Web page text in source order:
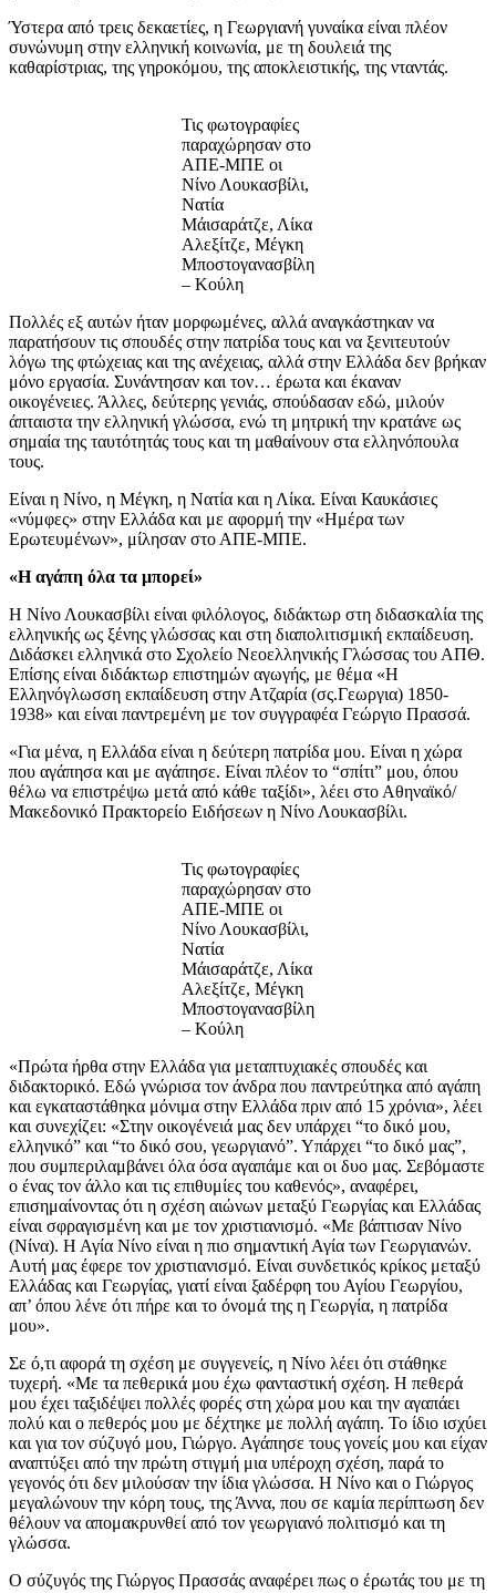
Ύστερα από τρεις δεκαετίες, η Γεωργιανή γυναίκα είναι πλέον
συνώνυμη στην ελληνική κοινωνία, με τη δουλειά της
καθαρίστριας, της γηροκόμου, της αποκλειστικής, της νταντάς.
Τις φωτογραφίες
παραχώρησαν στο
ΑΠΕ-ΜΠΕ οι
Νίνο Λουκασβίλι,
Νατία
Μάισαράτζε, Λίκα
Αλεξίτζε, Μέγκη
Μποστογανασβίλη
– Κούλη
Πολλές εξ αυτών ήταν μορφωμένες, αλλά αναγκάστηκαν να
παρατήσουν τις σπουδές στην πατρίδα τους και να ξενιτευτούν
λόγω της φτώχειας και της ανέχειας, αλλά στην Ελλάδα δεν βρήκαν
μόνο εργασία. Συνάντησαν και τον… έρωτα και έκαναν
οικογένειες. Άλλες, δεύτερης γενιάς, σπούδασαν εδώ, μιλούν
άπταιστα την ελληνική γλώσσα, ενώ τη μητρική την κρατάνε ως
σημαία της ταυτότητάς τους και τη μαθαίνουν στα ελληνόπουλα
τους.
Είναι η Νίνο, η Μέγκη, η Νατία και η Λίκα. Είναι Καυκάσιες
«νύμφες» στην Ελλάδα και με αφορμή την «Ημέρα των
Ερωτευμένων», μίλησαν στο ΑΠΕ-ΜΠΕ.
«Η αγάπη όλα τα μπορεί»
Η Νίνο Λουκασβίλι είναι φιλόλογος, διδάκτωρ στη διδασκαλία της
ελληνικής ως ξένης γλώσσας και στη διαπολιτισμική εκπαίδευση.
Διδάσκει ελληνικά στο Σχολείο Νεοελληνικής Γλώσσας του ΑΠΘ.
Επίσης είναι διδάκτωρ επιστημών αγωγής, με θέμα «Η
Ελληνόγλωσση εκπαίδευση στην Ατζαρία (σς.Γεωργια) 1850-
1938» και είναι παντρεμένη με τον συγγραφέα Γεώργιο Πρασσά.
«Για μένα, η Ελλάδα είναι η δεύτερη πατρίδα μου. Είναι η χώρα
που αγάπησα και με αγάπησε. Είναι πλέον το “σπίτι” μου, όπου
θέλω να επιστρέψω μετά από κάθε ταξίδι», λέει στο Αθηναϊκό/
Μακεδονικό Πρακτορείο Ειδήσεων η Νίνο Λουκασβίλι.
Τις φωτογραφίες
παραχώρησαν στο
ΑΠΕ-ΜΠΕ οι
Νίνο Λουκασβίλι,
Νατία
Μάισαράτζε, Λίκα
Αλεξίτζε, Μέγκη
Μποστογανασβίλη
– Κούλη
«Πρώτα ήρθα στην Ελλάδα για μεταπτυχιακές σπουδές και
διδακτορικό. Εδώ γνώρισα τον άνδρα που παντρεύτηκα από αγάπη
και εγκαταστάθηκα μόνιμα στην Ελλάδα πριν από 15 χρόνια», λέει
και συνεχίζει: «Στην οικογένειά μας δεν υπάρχει “το δικό μου,
ελληνικό” και “το δικό σου, γεωργιανό”. Υπάρχει “το δικό μας”,
που συμπεριλαμβάνει όλα όσα αγαπάμε και οι δυο μας. Σεβόμαστε
ο ένας τον άλλο και τις επιθυμίες του καθενός», αναφέρει,
επισημαίνοντας ότι η σχέση αιώνων μεταξύ Γεωργίας και Ελλάδας
είναι σφραγισμένη και με τον χριστιανισμό. «Με βάπτισαν Νίνο
(Νίνα). Η Αγία Νίνο είναι η πιο σημαντική Αγία των Γεωργιανών.
Αυτή μας έφερε τον χριστιανισμό. Είναι συνδετικός κρίκος μεταξύ
Ελλάδας και Γεωργίας, γιατί είναι ξαδέρφη του Αγίου Γεωργίου,
απ’ όπου λένε ότι πήρε και το όνομά της η Γεωργία, η πατρίδα
μου».
Σε ό,τι αφορά τη σχέση με συγγενείς, η Νίνο λέει ότι στάθηκε
τυχερή. «Με τα πεθερικά μου έχω φανταστική σχέση. Η πεθερά
μου έχει ταξιδέψει πολλές φορές στη χώρα μου και την αγαπάει
πολύ και ο πεθερός μου με δέχτηκε με πολλή αγάπη. Το ίδιο ισχύει
και για τον σύζυγό μου, Γιώργο. Αγάπησε τους γονείς μου και είχαν
αναπτύξει από την πρώτη στιγμή μια υπέροχη σχέση, παρά το
γεγονός ότι δεν μιλούσαν την ίδια γλώσσα. Η Νίνο και ο Γιώργος
μεγαλώνουν την κόρη τους, της Άννα, που σε καμία περίπτωση δεν
θέλουν να απομακρυνθεί από τον γεωργιανό πολιτισμό και τη
γλώσσα.
Ο σύζυγός της Γιώργος Πρασσάς αναφέρει πως ο έρωτάς του με τη